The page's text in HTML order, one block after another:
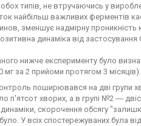
типів, не втручаючись у
найбільш важливих ферментів
зменшує надмірну проникність
динаміка від
нижче експерименту було
мг за 2 прийоми протягом 3 місяців).
поширювався на дві групи
п'ятсот хворих, а в групі №2 ―
скорочення обсягу
У всіх спостережуваних була